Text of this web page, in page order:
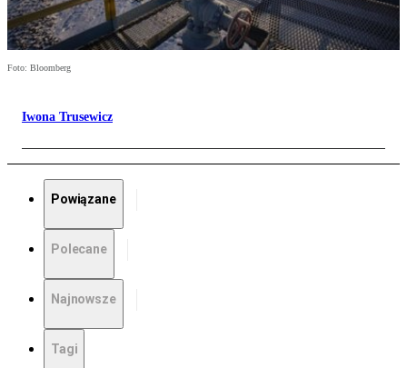
Foto: Bloomberg
Iwona Trusewicz
Powiązane
Polecane
Najnowsze
Tagi